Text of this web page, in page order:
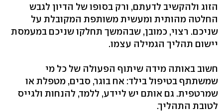
הזוג ולהקשיב לדעתם, ורק בסופו של הדיון לגבש
החלטה מהותית ומעשית משותפת המקובלת על
שניכם. רצוי, כמובן, שבהמשך תחלקו שניכם במעמסת
יישום תהליך הגמילה עצמו.
חשוב באותה מידה שיתוף הפעולה של כל מי
שמשתתף בטיפול בילד: אח בוגר, סבים, מטפלת או
שמרטפית. גם אותם יש ליידע, ללמד, להנחות ולגייס
לטובת התהליך.